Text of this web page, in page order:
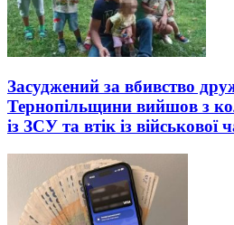
Засуджений за вбивство
Тернопільщини вийшов з
із ЗСУ та втік із військової